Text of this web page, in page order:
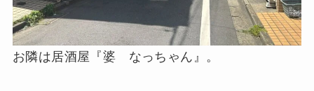
お隣は居酒屋『婆 なっちゃん』。